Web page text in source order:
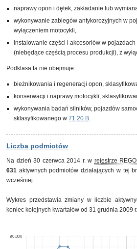
naprawy opon i dętek, zakładanie lub
wykonywanie zabiegów antykorozyjnych w
wyłączeniem motocykli,
instalowanie części i akcesoriów w
(niebędące częścią procesu produkcji), z
Podklasa ta nie obejmuje:
bieżnikowania i regeneracji opon,
konserwacji i naprawy motocykli,
wykonywania badań silników, pojazdów
sklasyfikowanego w 71.20.B.
Liczba podmiotów
Na dzień 30 czerwca 2014 r. w rejestrze
631 aktywnych podmiotów działających w tej
wcześniej.
Wykres przedstawia zmiany w liczbie
koniec kolejnych kwartałów od 31 grudnia 2009
80,000